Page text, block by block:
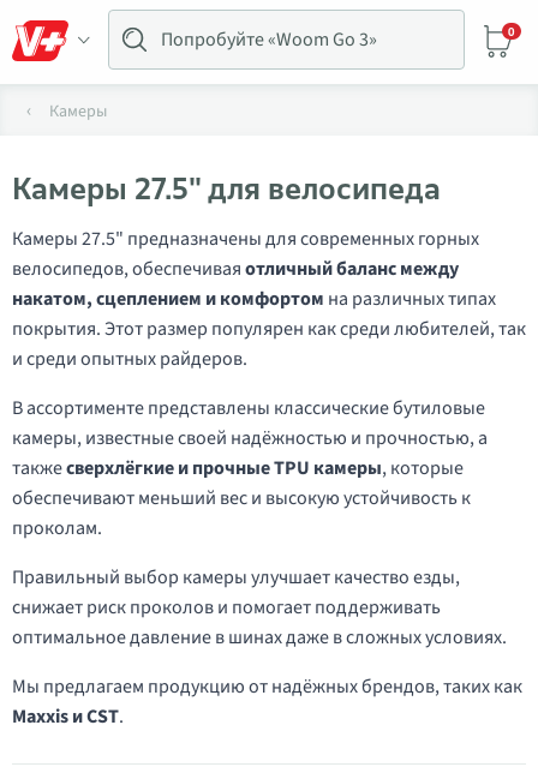
0
Камеры
Камеры 27.5" для велосипеда
Камеры 27.5" предназначены для современных горных
велосипедов, обеспечиваяотличный баланс между
накатом, сцеплением и комфортом на различных типах
покрытия. Этот размер популярен как среди любителей, так
и среди опытных райдеров.
В ассортименте представлены классические бутиловые
камеры, известные своей надёжностью и прочностью, а
такжесверхлёгкие и прочные TPU камеры, которые
обеспечивают меньший вес и высокую устойчивость к
проколам.
Правильный выбор камеры улучшает качество езды,
снижает риск проколов и помогает поддерживать
оптимальное давление в шинах даже в сложных условиях.
Мы предлагаем продукцию от надёжных брендов, таких как
Maxxis и CST.